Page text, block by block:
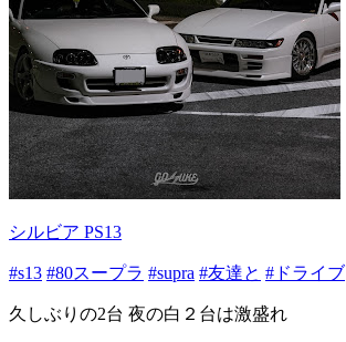
シルビア PS13
#s13 #80スープラ #supra #友達と #ドライブ
久しぶりの2台 夜の白２台は激盛れ